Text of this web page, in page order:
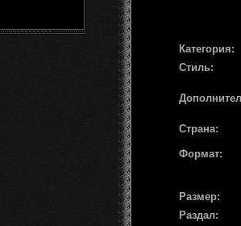
Категория:
Стиль:
Страна:
Формат:
Размер:
Раздал: